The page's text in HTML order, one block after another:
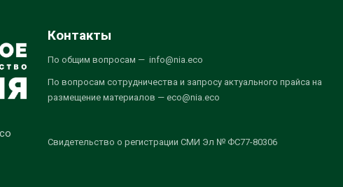
Контакты
По общим вопросам — info@nia.eco
По вопросам сотрудничества и запросу актуального прайса на
размещение материалов — eco@nia.eco
Свидетельство о регистрации СМИ Эл № ФС77-80306